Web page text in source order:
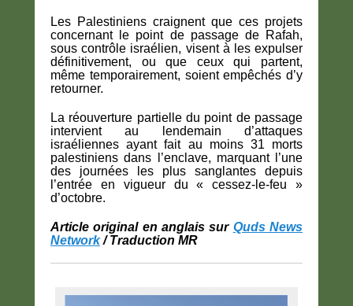
Les Palestiniens craignent que ces projets
concernant le point de passage de Rafah,
sous contrôle israélien, visent à les expulser
définitivement, ou que ceux qui partent,
même temporairement, soient empêchés d’y
retourner.
La réouverture partielle du point de passage
intervient au lendemain d’attaques
israéliennes ayant fait au moins 31 morts
palestiniens dans l’enclave, marquant l’une
des journées les plus sanglantes depuis
l’entrée en vigueur du « cessez-le-feu »
d’octobre.
Article original en anglais sur Quds News
Network/ Traduction MR